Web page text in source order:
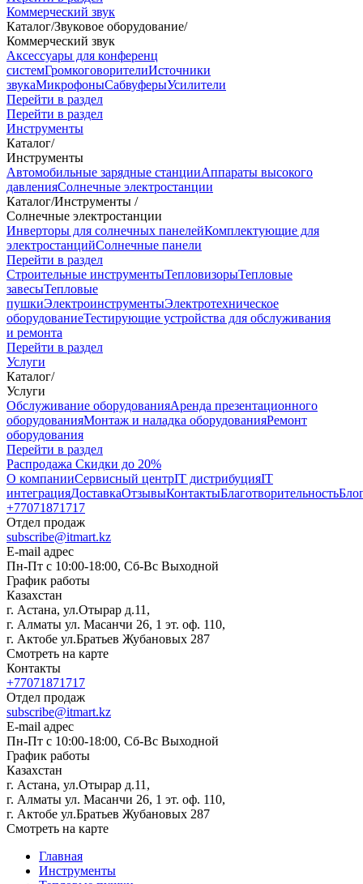
Коммерческий звук
Каталог/Звуковое оборудование/
Коммерческий звук
Аксессуары для конференц
системГромкоговорителиИсточники
звукаМикрофоныСабвуферыУсилители
Перейти в раздел
Перейти в раздел
Инструменты
Каталог/
Инструменты
Автомобильные зарядные станцииАппараты высокого
давленияСолнечные электростанции
Каталог/Инструменты /
Солнечные электростанции
Инверторы для солнечных панелейКомплектующие для
электростанцийСолнечные панели
Перейти в раздел
Строительные инструментыТепловизорыТепловые
завесыТепловые
пушкиЭлектроинструментыЭлектротехническое
оборудованиеТестирующие устройства для обслуживания
и ремонта
Перейти в раздел
Услуги
Каталог/
Услуги
Oбслуживание оборудованияАренда презентационного
оборудованияМонтаж и наладка оборудованияРемонт
оборудования
Перейти в раздел
Распродажа Скидки до 20%
О компанииСервисный центрIT дистрибуцияIT
интеграцияДоставкаОтзывыКонтактыБлаготворительность
+77071871717
Отдел продаж
subscribe@itmart.kz
E-mail адрес
Пн-Пт с 10:00-18:00, Сб-Вс Выходной
График работы
Казахстан
г. Астана, ул.Отырар д.11,
г. Алматы ул. Масанчи 26, 1 эт. оф. 110,
г. Актобе ул.Братьев Жубановых 287
Смотреть на карте
Контакты
+77071871717
Отдел продаж
subscribe@itmart.kz
E-mail адрес
Пн-Пт с 10:00-18:00, Сб-Вс Выходной
График работы
Казахстан
г. Астана, ул.Отырар д.11,
г. Алматы ул. Масанчи 26, 1 эт. оф. 110,
г. Актобе ул.Братьев Жубановых 287
Смотреть на карте
Главная
Инструменты